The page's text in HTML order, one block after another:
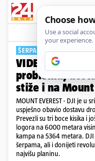
ŠERPAMA ĆE UZETI DIO
VIDEO Trebate
problema,
stiže i na
MOUNT EVEREST - DJI je
uspješno obavio dostavu
Prevezli su tri boce kisika i
logora na 6000 metara
kampa na 5364 metara.
šerpama, ali i donijeti
najvišu planinu.